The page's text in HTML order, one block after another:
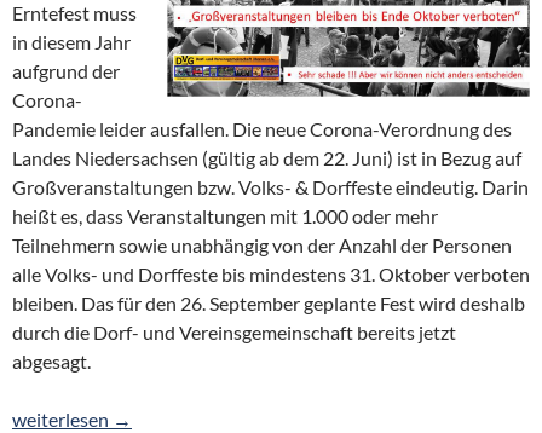
Erntefest muss
in diesem Jahr
aufgrund der
Corona-
Pandemie leider ausfallen. Die neue Corona-Verordnung des
Landes Niedersachsen (gültig ab dem 22. Juni) ist in Bezug auf
Großveranstaltungen bzw. Volks- & Dorffeste eindeutig. Darin
heißt es, dass Veranstaltungen mit 1.000 oder mehr
Teilnehmern sowie unabhängig von der Anzahl der Personen
alle Volks- und Dorffeste bis mindestens 31. Oktober verboten
bleiben. Das für den 26. September geplante Fest wird deshalb
durch die Dorf- und Vereinsgemeinschaft bereits jetzt
abgesagt.
Kein Erntefest im September
weiterlesen →